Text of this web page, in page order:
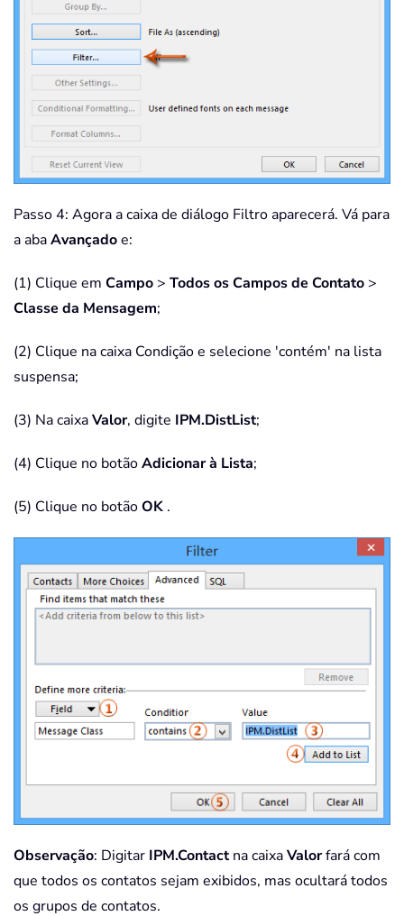
Passo 4: Agora a caixa de diálogo Filtro aparecerá. Vá para
a abaAvançadoe:
(1) Clique em Campo > Todos os Campos de Contato >
Classe da Mensagem;
(2) Clique na caixa Condição e selecione 'contém' na lista
suspensa;
(3) Na caixaValor, digite IPM.DistList;
(4) Clique no botãoAdicionar à Lista;
(5) Clique no botãoOK .
Observação: Digitar IPM.Contactna caixaValorfará com
que todos os contatos sejam exibidos, mas ocultará todos
os grupos de contatos.